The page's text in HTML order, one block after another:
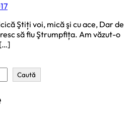
Ştiți voi, mică şi cu ace, Dar de
să fiu Ştrumpfița. Am văzut-o
Caută